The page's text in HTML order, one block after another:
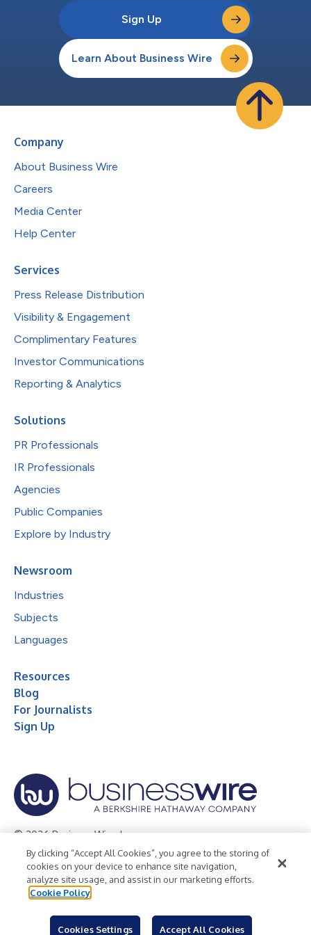
Sign Up
Learn About Business Wire
Company
About Business Wire
Careers
Media Center
Help Center
Services
Press Release Distribution
Visibility & Engagement
Complimentary Features
Investor Communications
Reporting & Analytics
Solutions
PR Professionals
IR Professionals
Agencies
Public Companies
Explore by Industry
Newsroom
Industries
Subjects
Languages
Resources
Blog
For Journalists
Sign Up
© 2026 Business Wire, Inc.
Privacy Policy Cookie Policy
Accessibility Statement
Terms of Use
Legal
By clicking “Accept All Cookies”, you agree to the storing of
cookies on your device to enhance site navigation,
analyze site usage, and assist in our marketing efforts.
Cookie Policy
Cookies Settings Accept All Cookies